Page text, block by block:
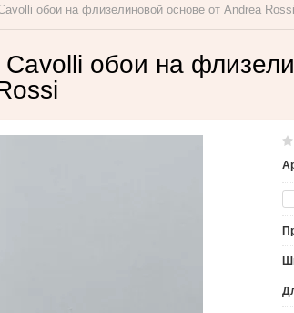
обои на флизелиновой основе от Andrea Rossi
обои на